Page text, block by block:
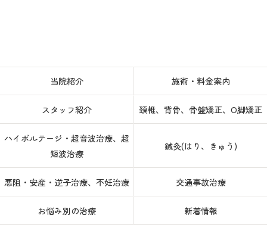
当院紹介 施術・料金案内
スタッフ紹介 頚椎、背骨、骨盤矯正、O脚矯正
ハイボルテージ・超音波治療、超
短波治療
鍼灸(はり、きゅう)
悪阻・安産・逆子治療、不妊治療 交通事故治療
お悩み別の治療 新着情報